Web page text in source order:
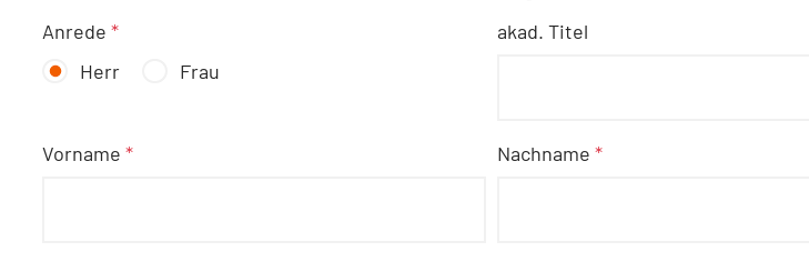
Anrede*
Herr
Frau
akad. Titel
Vorname* Nachname *